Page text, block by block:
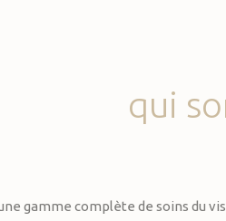
qui
gamme complète de soins du